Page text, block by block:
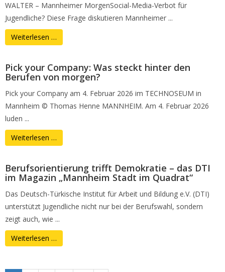
WALTER – Mannheimer MorgenSocial-Media-Verbot für
Jugendliche? Diese Frage diskutieren Mannheimer ...
Weiterlesen …
Pick your Company: Was steckt hinter den
Berufen von morgen?
Pick your Company am 4. Februar 2026 im TECHNOSEUM in
Mannheim © Thomas Henne MANNHEIM. Am 4. Februar 2026
luden ...
Weiterlesen …
Berufsorientierung trifft Demokratie – das DTI
im Magazin „Mannheim Stadt im Quadrat“
Das Deutsch-Türkische Institut für Arbeit und Bildung e.V. (DTI)
unterstützt Jugendliche nicht nur bei der Berufswahl, sondern
zeigt auch, wie ...
Weiterlesen …